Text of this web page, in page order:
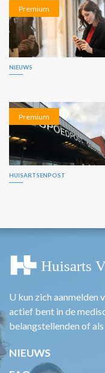
Premium
NIEUWS
Premium
HUISARTSENPOST
U kun zich aanmelden
actief bent in de
belangstellenden of
NIEUWS